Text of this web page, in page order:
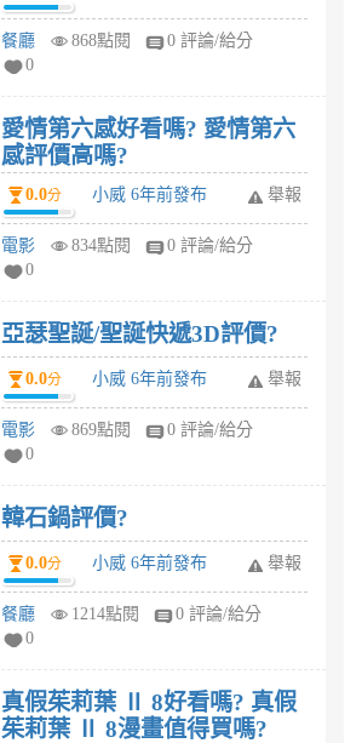
餐廳 868點閱
0 評論/給分
0
愛情第六感好看嗎? 愛情第六
感評價高嗎?
0.0分 小威 6年前發布 舉報
電影 834點閱
0 評論/給分
0
亞瑟聖誕/聖誕快遞3D評價?
0.0分 小威 6年前發布 舉報
電影 869點閱
0 評論/給分
0
韓石鍋評價?
0.0分 小威 6年前發布 舉報
餐廳 1214點閱
0 評論/給分
0
真假茱莉葉 Ⅱ 8好看嗎? 真假
茱莉葉 Ⅱ 8漫畫值得買嗎?